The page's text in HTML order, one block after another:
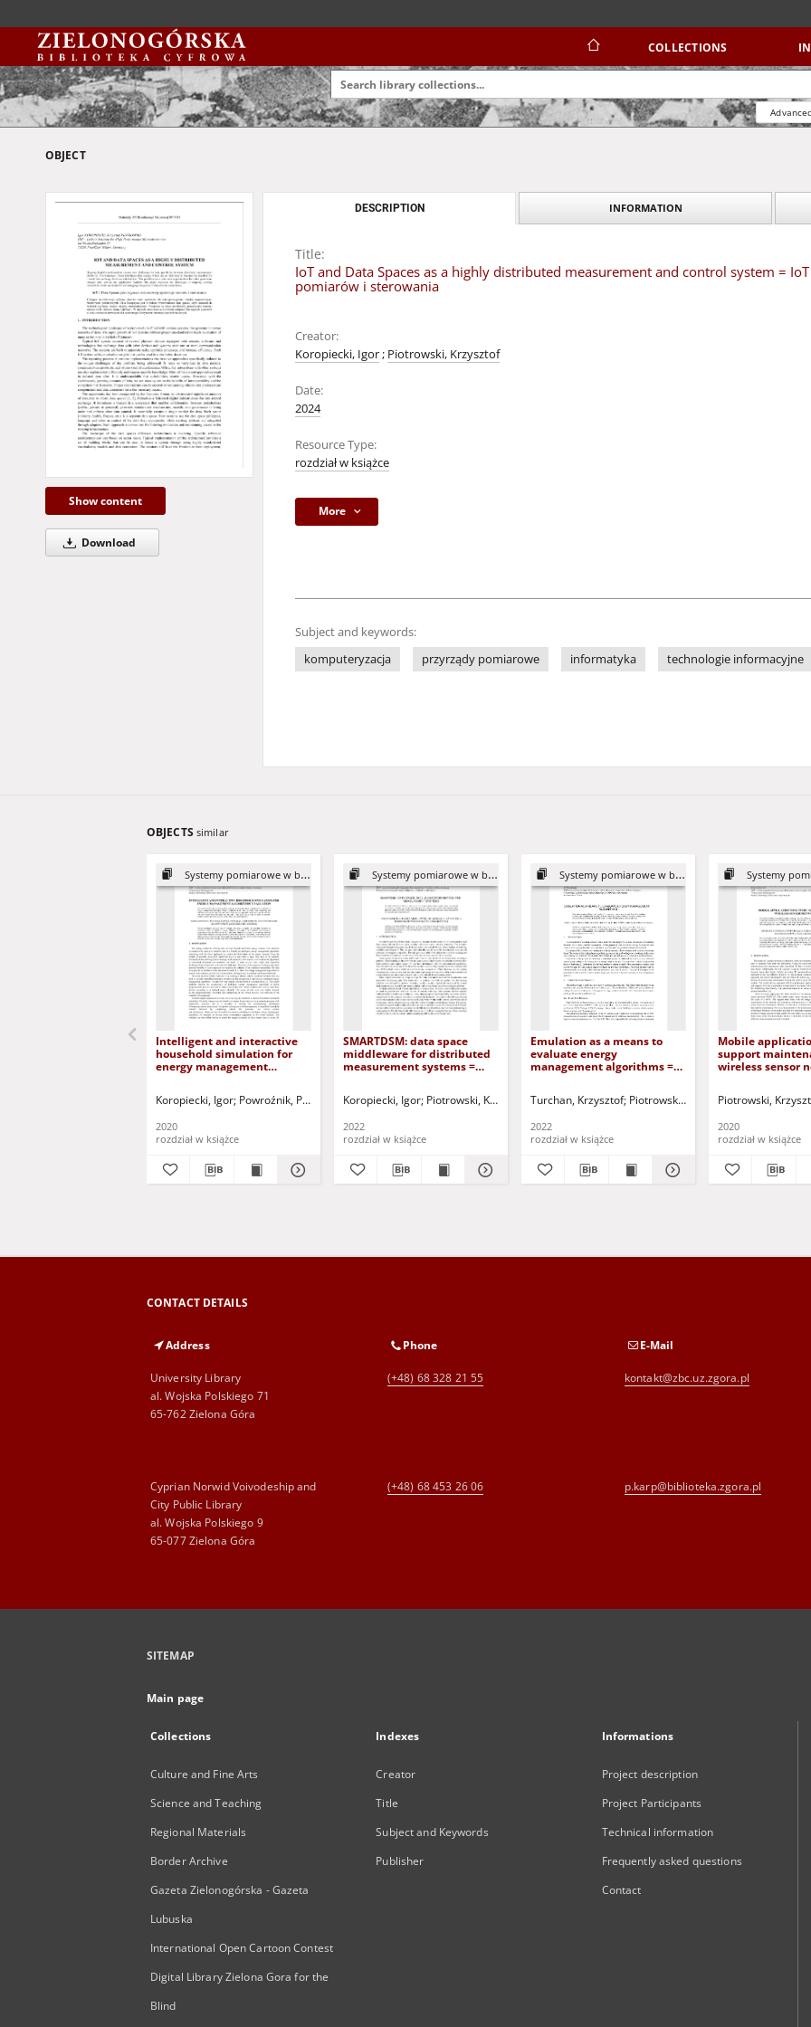
COLLECTIONS
OBJECT
Show content
Download
DESCRIPTION INFORMATION
Title:
IoT and Data Spaces as a highly distributed measurement and control system =
pomiarów i sterowania
Creator:
Koropiecki, Igor; Piotrowski, Krzysztof
Date:
2024
Resource Type:
rozdział w książce
More
Subject and keywords:
komputeryzacja
przyrządy pomiarowe informatyka technologie informacyjne
OBJECTS similar
Systemy pomiarowe w badaniach'20
Intelligent and interactive
household simulation for
energy management
symulacja domostw do
zarządzania energią
Koropiecki, Igor Powroźnik, Piotr Piotrowski, Krzysztof
2020
rozdział w książce
Systemy pomiarowe w badaniach'22
SMARTDSM: data space
middleware for distributed
measurement systems =
danych dla rozproszonych
Koropiecki, Igor Piotrowski, Krzysztof Szulim, Robert
2022
rozdział w książce
Systemy pomiarowe w badaniach'22
Emulation as a means to
evaluate energy
management algorithms =
zarządzania energią
Turchan, Krzysztof Piotrowski, Krzysztof Krysik, Miłosz
2022
rozdział w książce
Systemy
Mobile
support
wireless sensor
utrzymania
Piotrowski,
2020
rozdział w książce
CONTACT DETAILS
Address
University Library
al. Wojska Polskiego 71
65-762 Zielona Góra
Phone
(+48) 68 328 21 55
E-Mail
kontakt@zbc.uz.zgora.pl
Cyprian Norwid Voivodeship and
City Public Library
al. Wojska Polskiego 9
65-077 Zielona Góra
(+48) 68 453 26 06 p.karp@biblioteka.zgora.pl
SITEMAP
Main page
Collections
Culture and Fine Arts
Science and Teaching
Regional Materials
Border Archive
Gazeta Zielonogórska - Gazeta
Lubuska
International Open Cartoon Contest
Digital Library Zielona Gora for the
Blind
Indexes
Creator
Title
Subject and Keywords
Publisher
Informations
Project description
Project Participants
Technical information
Frequently asked questions
Contact